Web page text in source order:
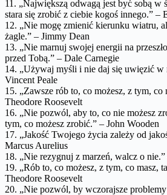
11. „Największą odwagą jest być sobą w
stara się zrobić z ciebie kogoś innego.” –
12. „Nie mogę zmienić kierunku wiatru,
żagle.” – Jimmy Dean
13. „Nie marnuj swojej energii na
przed Tobą.” – Dale Carnegie
14. „Używaj myśli i nie daj się uwięzić w
Vincent Peale
15. „Zawsze rób to, co możesz, z tym, co
Theodore Roosevelt
16. „Nie pozwól, aby to, co nie możesz
tym, co możesz zrobić.” – John Wooden
17. „Jakość Twojego życia zależy od
Marcus Aurelius
18. „Nie rezygnuj z marzeń, walcz o
19. „Rób to, co możesz, z tym, co masz,
Theodore Roosevelt
20. „Nie pozwól, by wczorajsze